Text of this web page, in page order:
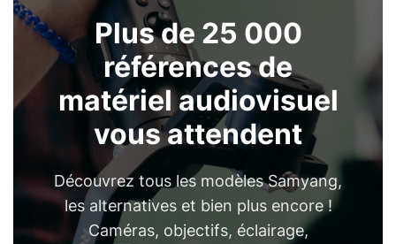
Plus de 25 000
références de
matériel audiovisuel
vous attendent
Découvrez tous les modèles Samyang,
les alternatives et bien plus encore !
Caméras, objectifs, éclairage,